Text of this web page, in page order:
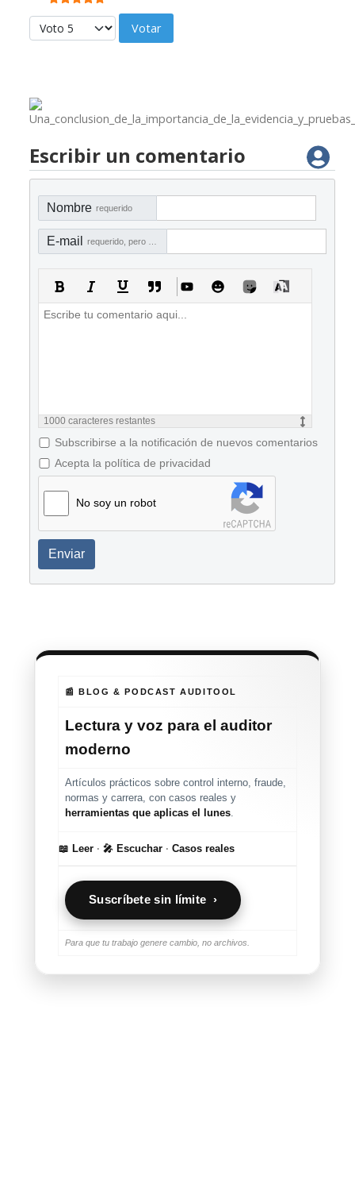
Ratio:5/5
Por favor, vote
Escribir un comentario
Nombre requerido
E-mail
1000 caracteres restantes
Subscribirse a la notificación de nuevos comentarios
Acepta la política de privacidad
No soy un robot
Enviar
📰 BLOG & PODCAST AUDITOOL
Lectura y voz para el auditor
moderno
Artículos prácticos sobre control interno, fraude,
normas y carrera, con casos reales y
herramientas que aplicas el lunes.
📖 Leer · 🎤 Escuchar · Casos reales
Suscríbete sin límite ›
Para que tu trabajo genere cambio, no archivos.